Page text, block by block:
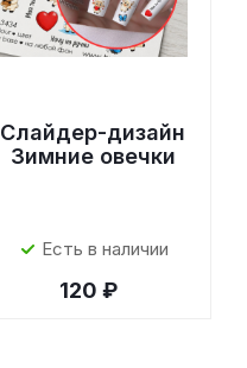
Слайдер-дизайн
Зимние овечки
Есть в наличии
120 ₽